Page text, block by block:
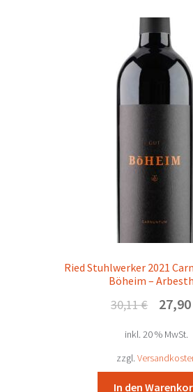
Ried Stuhlwerker 2021
Böheim –
30,11€
war:
30,11 €
27,90
inkl. 20 % MwSt.
zzgl.
In den